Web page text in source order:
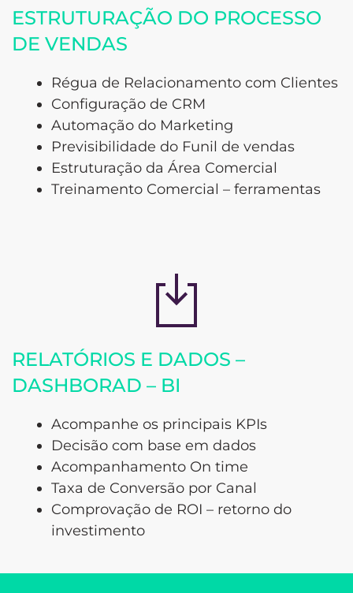
ESTRUTURAÇÃO DO PROCESSO
DE VENDAS
Régua de Relacionamento com Clientes
Configuração de CRM
Automação do Marketing
Previsibilidade do Funil de vendas
Estruturação da Área Comercial
Treinamento Comercial – ferramentas
RELATÓRIOS E DADOS –
DASHBORAD – BI
Acompanhe os principais KPIs
Decisão com base em dados
Acompanhamento On time
Taxa de Conversão por Canal
Comprovação de ROI – retorno do
investimento